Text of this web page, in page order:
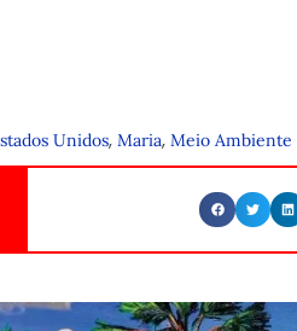
Unidos, Maria, Meio Ambiente